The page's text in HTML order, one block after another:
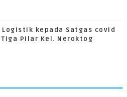
Logistik kepada Satgas covid
Tiga Pilar Kel. Neroktog